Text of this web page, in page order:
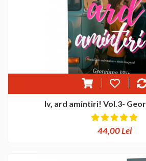
Iv, ard amintiri! Vol.3-
44,00 Lei